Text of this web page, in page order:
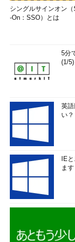
用方法だと言える。
先ほど、「片方の
の鍵を使用しなけ
が公開鍵暗号方式だ
なわち、公開鍵で暗
しか復号できない
電子署名はこれを利
「公開鍵はだれに
いるだろう。とこ
を送ろうとしてい
秘密鍵で暗号化した
取ったBさんは、ま
する。それと平文
シングルサインオン
-On：SSO）とは
5分
(1/5)
英
い？
IE
ま